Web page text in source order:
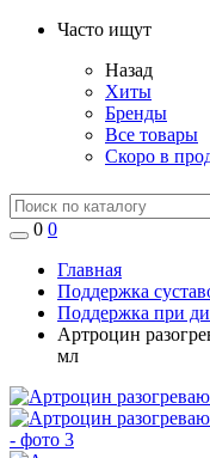
Часто ищут
Назад
Хиты
Бренды
Все товары
Скоро в
0 0
Главная
Поддержка
Поддержка при
Артроцин
мл